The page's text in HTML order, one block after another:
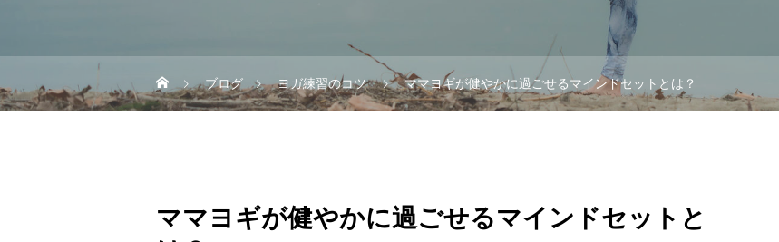
ブログ ヨガ練習のコツ ママヨギが健やかに過ごせるマインドセットとは？
ママヨギが健やかに過ごせるマインドセットと